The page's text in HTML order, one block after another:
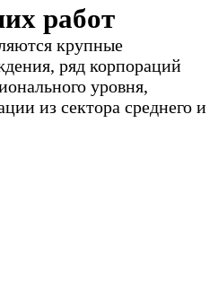
работ
крупные
ряд корпораций
уровня,
из сектора среднего и